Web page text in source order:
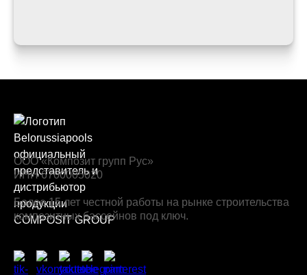
ООО «Композит групп Рус»
ИНН 6700005020
Более 15 лет честной работы на рынке строительства
композитных бассейнов под ключ.